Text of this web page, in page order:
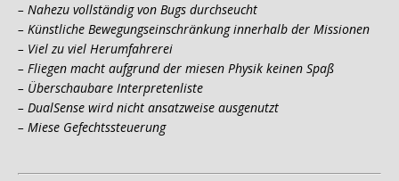
– Nahezu vollständig von Bugs durchseucht
– Künstliche Bewegungseinschränkung innerhalb der Missionen
– Viel zu viel Herumfahrerei
– Fliegen macht aufgrund der miesen Physik keinen Spaß
– Überschaubare Interpretenliste
– DualSense wird nicht ansatzweise ausgenutzt
– Miese Gefechtssteuerung